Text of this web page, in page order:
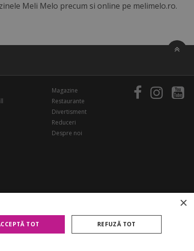
Meli Melo precum si online pe melimelo.ro.
Magazine
Restaurante
Divertisment
Reduceri
Despre noi
×
TOT REFUZĂ TOT